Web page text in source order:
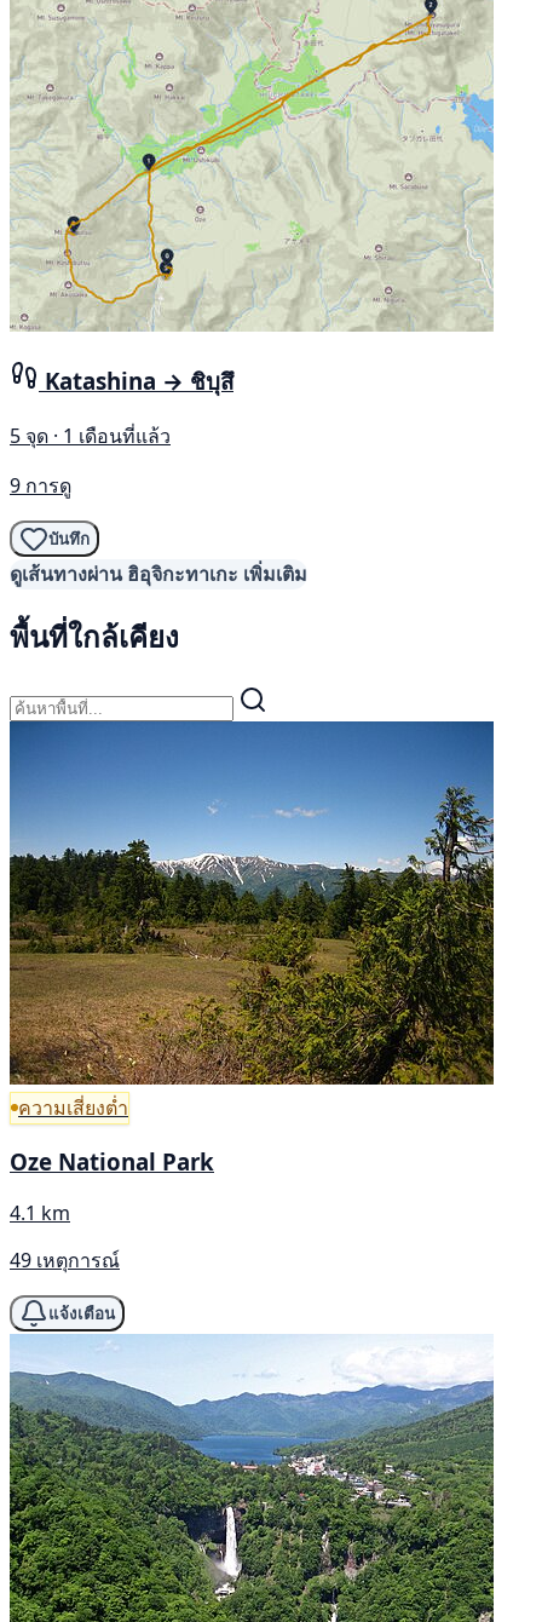
Katashina → ชิบุสึ
5 จุด · 1 เดือนที่แล้ว
9 การดู
บันทึก
ดูเส้นทางผ่าน ฮิอุจิกะทาเกะ เพิ่มเติม
พื้นที่ใกล้เคียง
ความเสี่ยงต่ำ
Oze National Park
4.1 km
49 เหตุการณ์
แจ้งเตือน